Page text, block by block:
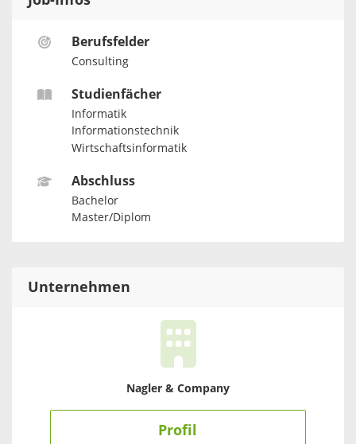
Berufsfelder
Consulting
Studienfächer
Informatik
Informationstechnik
Wirtschaftsinformatik
Abschluss
Bachelor
Master/Diplom
Unternehmen
Nagler & Company
Profil